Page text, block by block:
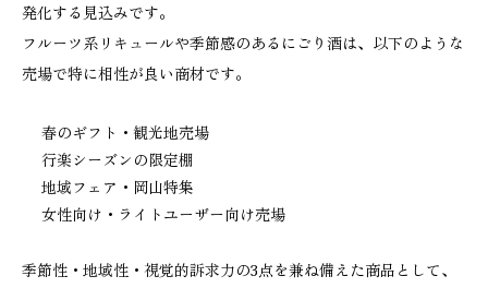
発化する見込みです。
フルーツ系リキュールや季節感のあるにごり酒は、以下のような
売場で特に相性が良い商材です。
春のギフト・観光地売場
行楽シーズンの限定棚
地域フェア・岡山特集
女性向け・ライトユーザー向け売場
季節性・地域性・視覚的訴求力の3点を兼ね備えた商品として、